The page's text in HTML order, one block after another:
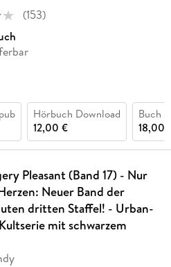
(153)
Hörbuch Download
12,00 €
Buch
18,00
Pleasant (Band 17) - Nur
Neuer Band der
dritten Staffel! - Urban-
mit schwarzem